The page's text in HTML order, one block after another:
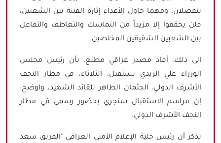
ينفصلان، ومهما حاول الأعداء إثارة الفتنة بين الشعبين،
فلن يحققوا إلا مزيداً من التماسك والتعاطف والتفاعل
بين الشعبين الشقيقين المخلصين.
الى ذلك، أفاد مصدر عراقي مطلع، بأن رئيس مجلس
الوزراء علي الزيدي يستقبل، الثلاثاء، في مطار النجف
الأشرف الدولي، الجثمان الطاهر للقائد الشهيد، واوضح:
إن مراسم الاستقبال ستجري بحضور رسمي في مطار
النجف الأشرف الدولي.
يذكر أن رئيس خلية الإعلام الأمني العراقي "الفريق سعد